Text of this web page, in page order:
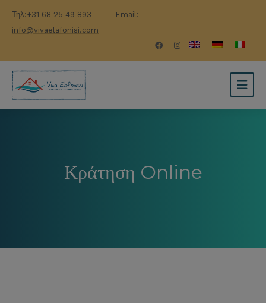
Τηλ:+31 68 25 49 893
Email:
info@vivaelafonisi.com
Κράτηση Online